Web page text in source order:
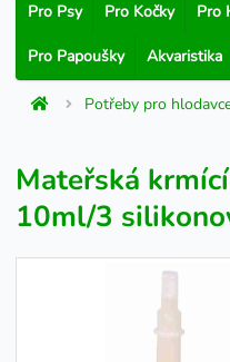
Pro Psy Pro Kočky Pro
Pro Papoušky Akvaristika
Potřeby pro
Mateřská
10ml/3